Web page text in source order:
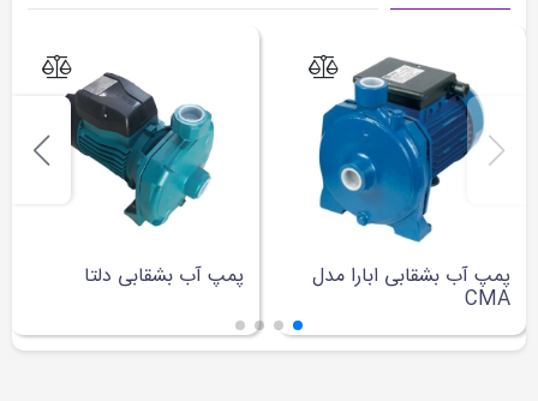
پمپ آب بشقابی ابارا مدل
CMA
پمپ آب بشقابی دلتا